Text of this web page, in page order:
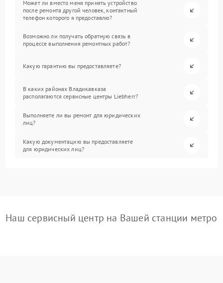
Может ли вместо меня принять устройство
после ремонта другой человек, контактный
телефон которого я предоставлю?
Возможно ли получать обратную связь в
процессе выполнения ремонтных работ?
Какую гарантию вы предоставляете?
В каких районах Владикавказа
располагаются сервисные центры Liebherr?
Выполняете ли вы ремонт для юридических
лиц?
Какую документацию вы предоставляете
для юридических лиц?
Наш сервисный центр на Вашей станции метро